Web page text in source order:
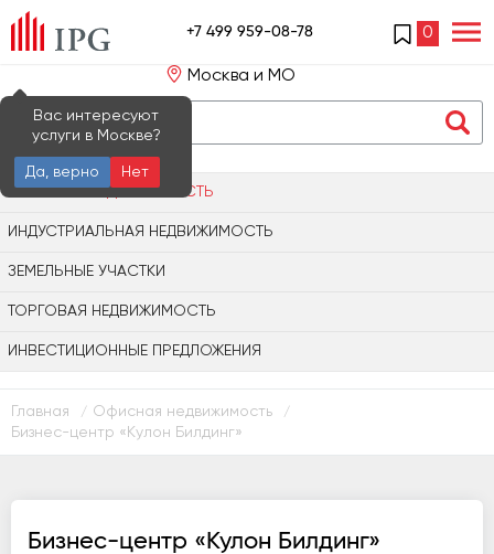
+7 499 959-08-78 0
Москва и МО
Вас интересуют
услуги в Москве?
Да, верно
Нет
ОФИСНАЯ НЕДВИЖИМОСТЬ
ИНДУСТРИАЛЬНАЯ НЕДВИЖИМОСТЬ
ЗЕМЕЛЬНЫЕ УЧАСТКИ
ТОРГОВАЯ НЕДВИЖИМОСТЬ
ИНВЕСТИЦИОННЫЕ ПРЕДЛОЖЕНИЯ
Главная / Офисная недвижимость /
Бизнес-центр «Кулон Билдинг»
Бизнес-центр «Кулон Билдинг»